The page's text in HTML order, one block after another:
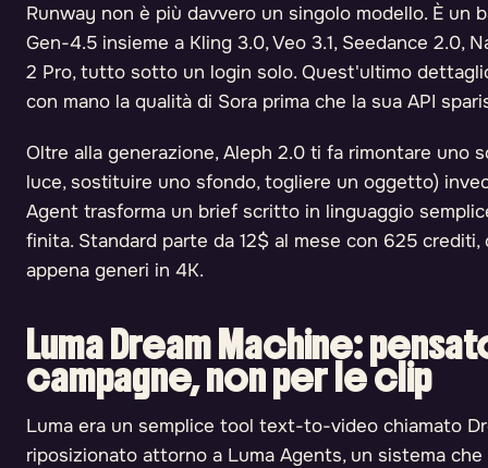
Runway non è più davvero un singolo modello. È un
Gen-4.5 insieme a Kling 3.0, Veo 3.1, Seedance 2.0,
2 Pro, tutto sotto un login solo. Quest'ultimo
con mano la qualità di Sora prima che la sua API
Oltre alla generazione, Aleph 2.0 ti fa rimontare uno
luce, sostituire uno sfondo, togliere un oggetto)
Agent trasforma un brief scritto in linguaggio
finita. Standard parte da 12$ al mese con 625
appena generi in 4K.
Luma Dream Machine:
campagne, non per le clip
Luma era un semplice tool text-to-video chiamato
riposizionato attorno a Luma Agents, un sistema